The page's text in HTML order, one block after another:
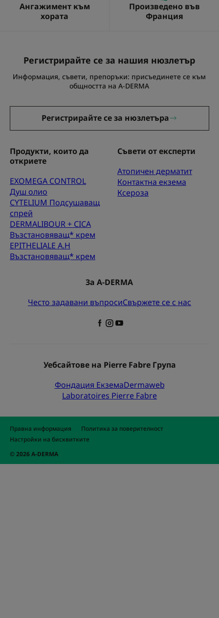
Ангажимент към
хората
Произведено във
Франция
Регистрирайте се за нашия нюзлетър
Информация, съвети, препоръки: присъединете се към
общността на A-DERMA
Регистрирайте се за нюзлетъра
Продукти, които да
откриете
EXOMEGA CONTROL
Душ олио
CYTELIUM Подсушаващ
спрей
DERMALIBOUR + CICA
Възстановяващ* крем
EPITHELIALE A.H
Възстановяващ* крем
Съвети от експерти
Атопичен дерматит
Контактна екзема
Ксероза
За A-DERMA
Често задавани въпросиСвържете се с нас
Уебсайтове на Pierre Fabre Група
Фондация ЕкземаDermaweb
Laboratoires Pierre Fabre
Правна информация
Политика за поверителност
Настройки на бисквитките
© 2026 A-DERMA